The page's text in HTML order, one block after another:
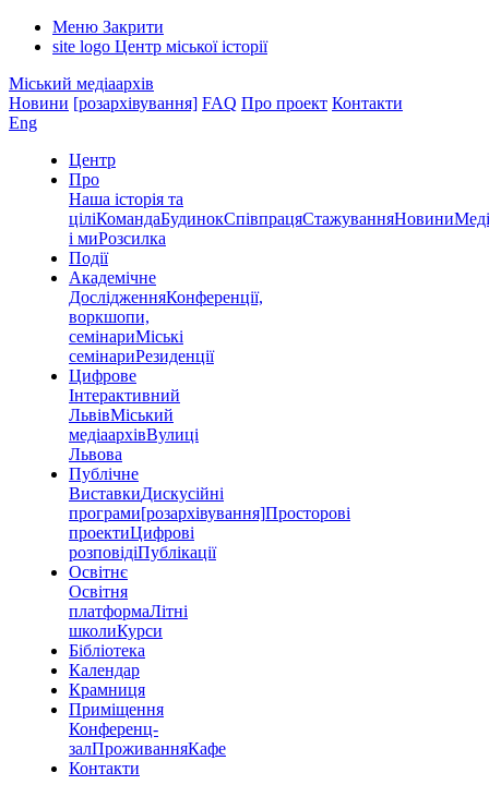
Меню Закрити
site logo Центр міської історії
Міський медіаархів
Новини [розархівування] FAQ Про проект Контакти
Eng
Центр
Про
Наша історія та
ціліКомандаБудинокСпівпрацяСтажуванняНовини
і миРозсилка
Події
Академічне
ДослідженняКонференції,
воркшопи,
семінариМіські
семінариРезиденції
Цифрове
Інтерактивний
ЛьвівМіський
медіаархівВулиці
Львова
Публічне
ВиставкиДискусійні
програми[розархівування]Просторові
проектиЦифрові
розповідіПублікації
Освітнє
Освітня
платформаЛітні
школиКурси
Бібліотека
Календар
Крамниця
Приміщення
Конференц-
залПроживанняКафе
Контакти